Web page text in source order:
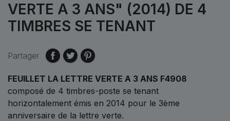
VERTE A 3 ANS" (2014) DE 4
TIMBRES SE TENANT
Partager
FEUILLET LA LETTRE VERTE A 3 ANS F4908
composé de 4 timbres-poste se tenant
horizontalement émis en 2014 pour le 3ème
anniversaire de la lettre verte.